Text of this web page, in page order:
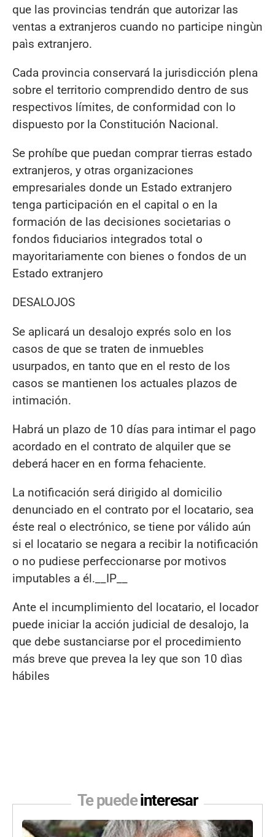
que las provincias tendrán que autorizar las
ventas a extranjeros cuando no participe ningùn
paìs extranjero.
Cada provincia conservará la jurisdicción plena
sobre el territorio comprendido dentro de sus
respectivos límites, de conformidad con lo
dispuesto por la Constitución Nacional.
Se prohíbe que puedan comprar tierras estado
extranjeros, y otras organizaciones
empresariales donde un Estado extranjero
tenga participación en el capital o en la
formación de las decisiones societarias o
fondos fiduciarios integrados total o
mayoritariamente con bienes o fondos de un
Estado extranjero
DESALOJOS
Se aplicará un desalojo exprés solo en los
casos de que se traten de inmuebles
usurpados, en tanto que en el resto de los
casos se mantienen los actuales plazos de
intimación.
Habrá un plazo de 10 días para intimar el pago
acordado en el contrato de alquiler que se
deberá hacer en en forma fehaciente.
La notificación será dirigido al domicilio
denunciado en el contrato por el locatario, sea
éste real o electrónico, se tiene por válido aún
si el locatario se negara a recibir la notificación
o no pudiese perfeccionarse por motivos
imputables a él.__IP__
Ante el incumplimiento del locatario, el locador
puede iniciar la acción judicial de desalojo, la
que debe sustanciarse por el procedimiento
más breve que prevea la ley que son 10 dìas
hábiles
Te puedeinteresar